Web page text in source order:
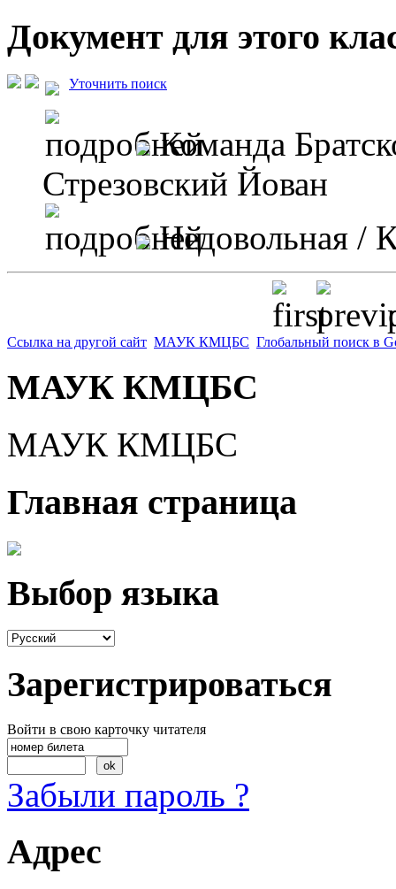
Документ для этого
Уточнить поиск
Команда
Стрезовский Йован
Недовольная /
Ссылка на другой сайт МАУК КМЦБС Глобальный поиск в
МАУК КМЦБС
МАУК КМЦБС
Главная страница
Выбор языка
Зарегистрироваться
Войти в свою карточку читателя
Забыли пароль ?
Адрес